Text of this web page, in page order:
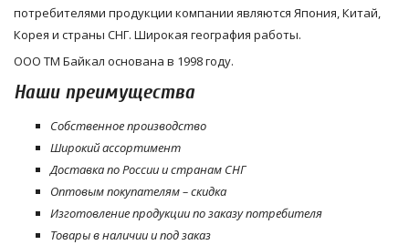
потребителями продукции компании являются Япония, Китай,
Корея и страны СНГ. Широкая география работы.
ООО ТМ Байкал основана в 1998 году.
Наши преимущества
Собственное производство
Широкий ассортимент
Доставка по России и странам СНГ
Оптовым покупателям – скидка
Изготовление продукции по заказу потребителя
Товары в наличии и под заказ